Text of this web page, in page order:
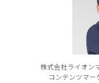
株式会社ライオン
コンテンツマー